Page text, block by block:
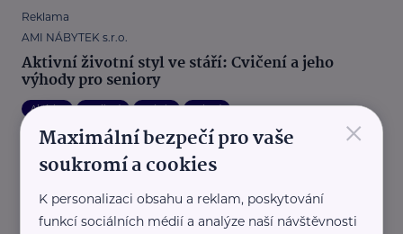
Reklama
AMI NÁBYTEK s.r.o.
Aktivní životní styl ve stáří: Cvičení a jeho
výhody pro seniory
Aktivity Bydlení Pohyb Zdraví ×
Maximální bezpečí pro vaše
soukromí a cookies
K personalizaci obsahu a reklam, poskytování
funkcí sociálních médií a analýze naší návštěvnosti